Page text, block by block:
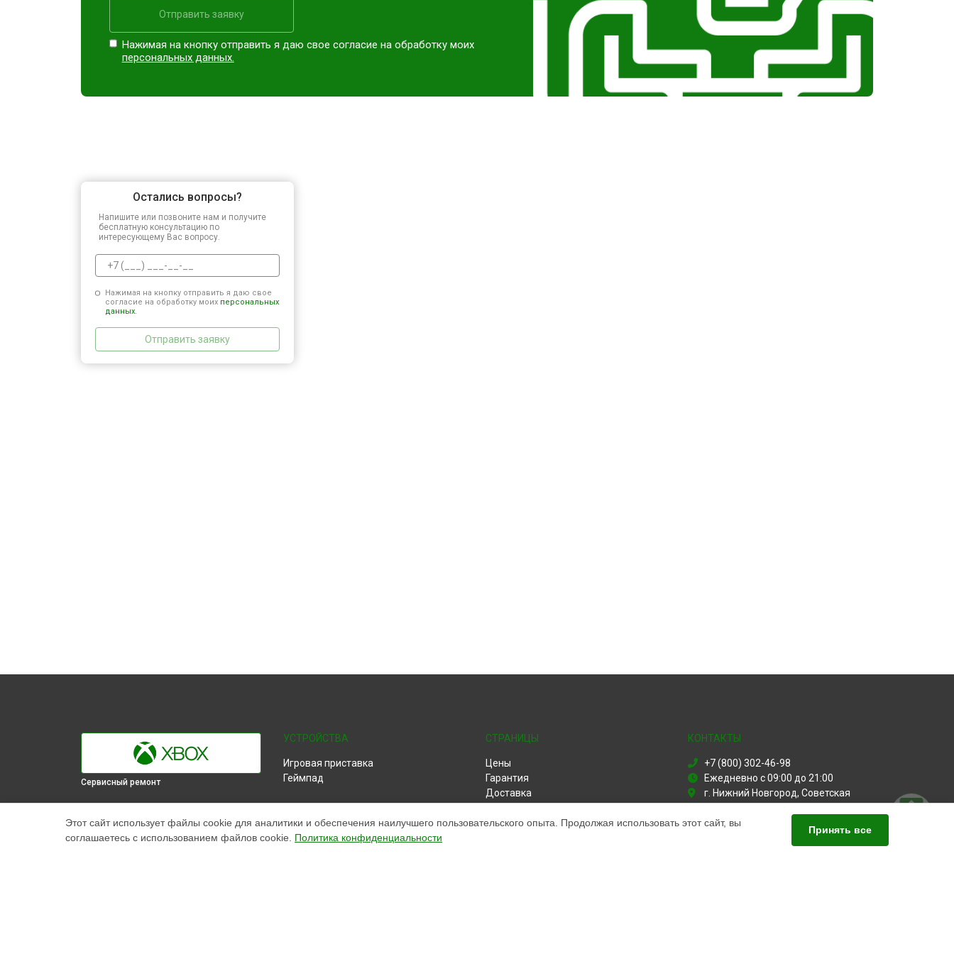
Отправить заявку
Нажимая на кнопку отправить я даю свое согласие на обработку моих
персональных данных.
Остались вопросы?
Напишите или позвоните нам и получите
бесплатную консультацию по
интересующему Вас вопросу.
Нажимая на кнопку отправить я даю свое
согласие на обработку моих персональных
данных.
Отправить заявку
Сервисный ремонт
Замена Bluetooth игровой приставки 360
E Xbox вКраснодаре
УСТРОЙСТВА
Игровая приставка
Геймпад
СТРАНИЦЫ
Цены
Гарантия
Доставка
Карта сайта
КОНТАКТЫ
+7 (800) 302-46-98
Ежедневно с 09:00 до 21:00
г. Нижний Новгород, Советская
info@servicecenter-xbox.ru
Политика конфиденциальности
Этот сайт использует файлы cookie для аналитики и обеспечения наилучшего пользовательского опыта. Продолжая использовать этот сайт, вы
соглашаетесь с использованием файлов cookie. Политика конфиденциальности
Принять все